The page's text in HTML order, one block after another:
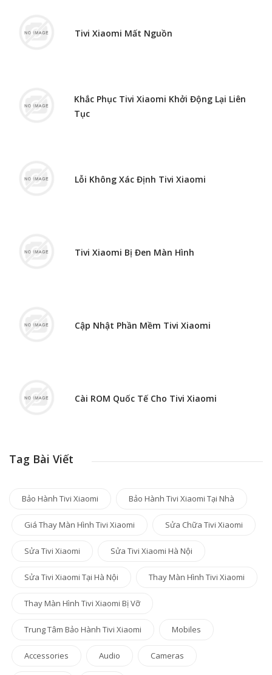
Tivi Xiaomi Mất Nguồn
Khắc Phục Tivi Xiaomi Khởi Động Lại Liên
Tục
Lỗi Không Xác Định Tivi Xiaomi
Tivi Xiaomi Bị Đen Màn Hình
Cập Nhật Phần Mềm Tivi Xiaomi
Cài ROM Quốc Tế Cho Tivi Xiaomi
Tag Bài Viết
Bảo Hành Tivi Xiaomi Bảo Hành Tivi Xiaomi Tại Nhà
Giá Thay Màn Hình Tivi Xiaomi Sửa Chữa Tivi Xiaomi
Sửa Tivi Xiaomi Sửa Tivi Xiaomi Hà Nội
Sửa Tivi Xiaomi Tại Hà Nội Thay Màn Hình Tivi Xiaomi
Thay Màn Hình Tivi Xiaomi Bị Vỡ
Trung Tâm Bảo Hành Tivi Xiaomi Mobiles
Accessories Audio Cameras